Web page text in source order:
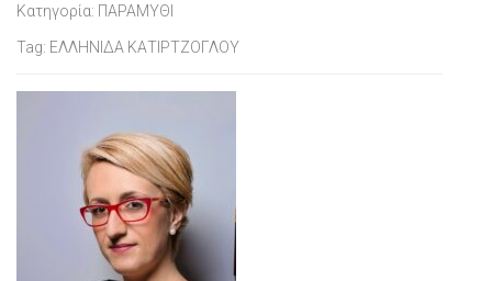
Κατηγορία: ΠΑΡΑΜΥΘΙ
Tag: ΕΛΛΗΝΙΔΑ ΚΑΤΙΡΤΖΟΓΛΟΥ